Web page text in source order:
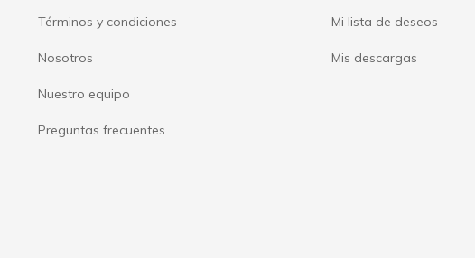
Términos y condiciones
Nosotros
Nuestro equipo
Preguntas frecuentes
Mi lista de deseos
Mis descargas